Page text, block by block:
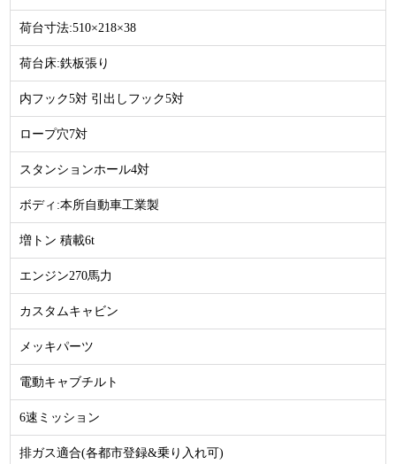
荷台寸法:510×218×38
荷台床:鉄板張り
内フック5対 引出しフック5対
ロープ穴7対
スタンションホール4対
ボディ:本所自動車工業製
増トン 積載6t
エンジン270馬力
カスタムキャビン
メッキパーツ
電動キャブチルト
6速ミッション
排ガス適合(各都市登録&乗り入れ可)